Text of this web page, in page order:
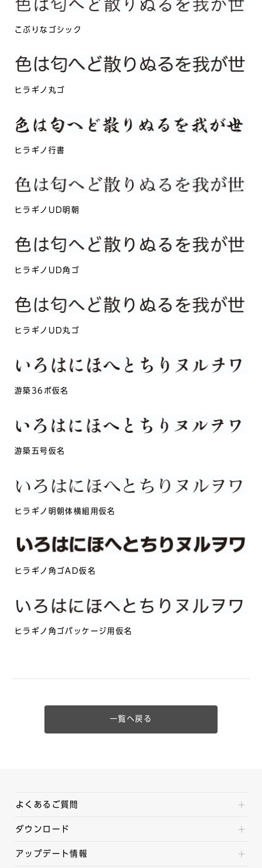
こぶりなゴシック
ヒラギノ丸ゴ
ヒラギノ行書
ヒラギノUD明朝
ヒラギノUD角ゴ
ヒラギノUD丸ゴ
游築36ポ仮名
游築五号仮名
ヒラギノ明朝体横組用仮名
ヒラギノ角ゴAD仮名
ヒラギノ角ゴパッケージ用仮名
一覧へ戻る
よくあるご質問
ダウンロード
アップデート情報